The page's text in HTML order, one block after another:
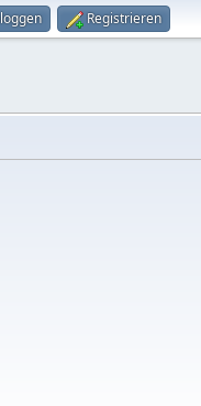
Registrieren